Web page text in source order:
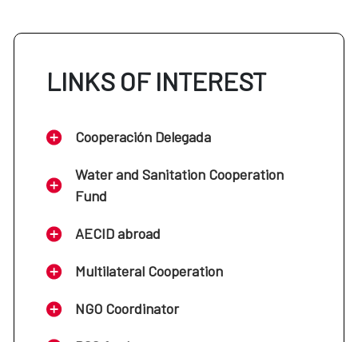
LINKS OF INTEREST
Cooperación Delegada
Water and Sanitation Cooperation
Fund
AECID abroad
Multilateral Cooperation
NGO Coordinator